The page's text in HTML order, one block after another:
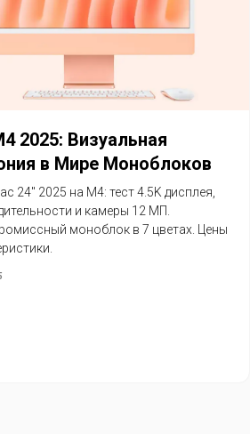
2025: Визуальная
в Мире Моноблоков
24″ 2025 на M4: тест 4.5K дисплея,
и камеры 12 МП.
моноблок в 7 цветах. Цены